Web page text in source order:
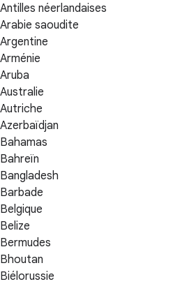
Antilles néerlandaises
Arabie saoudite
Argentine
Arménie
Aruba
Australie
Autriche
Azerbaïdjan
Bahamas
Bahreïn
Bangladesh
Barbade
Belgique
Belize
Bermudes
Bhoutan
Biélorussie